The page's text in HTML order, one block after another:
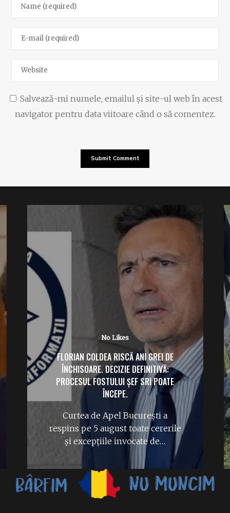
Salvează-mi numele, emailul și site-ul web în acest
navigator pentru data viitoare când o să comentez.
No Likes
ÎPS TEODOSIE PETRESCU („MACHE”)
FACE RUGĂCIUNI PE CÂMP PENTRU
PLOAIE.
Rugăciuni la Peștera Sfântului
Apostol Andrei. ÎPS Teodosie a
ieșit pe câmp la Constanța și…